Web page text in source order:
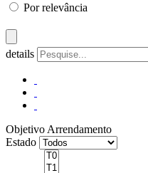
Por relevância
details
Objetivo Arrendamento
Estado